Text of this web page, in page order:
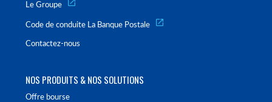
Le Groupe
Code de conduite La Banque Postale
Contactez-nous
NOS PRODUITS & NOS SOLUTIONS
Offre bourse